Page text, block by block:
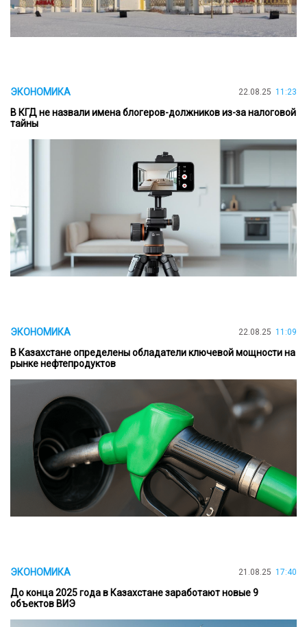
ЭКОНОМИКА 22.08.25 11:23
В КГД не назвали имена блогеров-должников из-за налоговой
тайны
ЭКОНОМИКА 22.08.25 11:09
В Казахстане определены обладатели ключевой мощности на
рынке нефтепродуктов
ЭКОНОМИКА 21.08.25 17:40
До конца 2025 года в Казахстане заработают новые 9
объектов ВИЭ